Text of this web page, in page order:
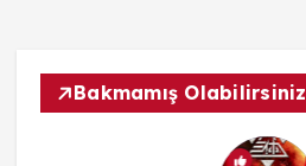
Bakmamış Olabilirsiniz
Tavsiyelerim